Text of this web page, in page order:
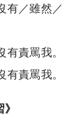
有／雖然／
責罵我。
責罵我。